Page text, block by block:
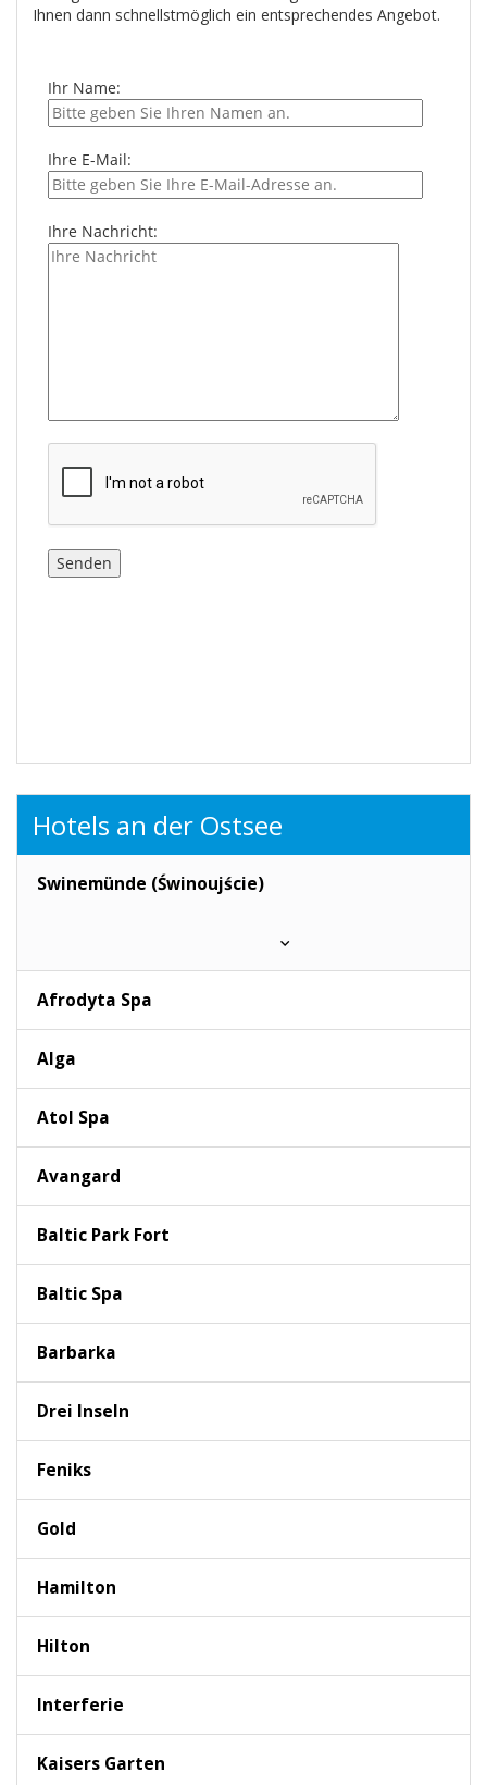
Ihnen dann schnellstmöglich ein entsprechendes Angebot.
Hotels an der Ostsee
Swinemünde (Świnoujście)
Afrodyta Spa
Alga
Atol Spa
Avangard
Baltic Park Fort
Baltic Spa
Barbarka
Drei Inseln
Feniks
Gold
Hamilton
Hilton
Interferie
Kaisers Garten